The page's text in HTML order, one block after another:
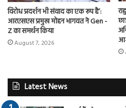
विरोध प्रदर्शन भी संवाद का एक रूप है’:
आरएसएस प्रमुख मोहन भागवत ने Gen -
Z का समर्थन किया
August 7, 2026
Latest News